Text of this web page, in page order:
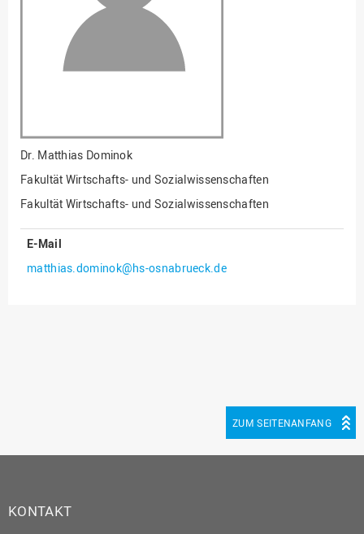
Fakultät Wirtschafts- und
Sozialwissenschaften
Finanzen
Gesellschaftliches
Hochschulplanung/-
strategie
Personalrat
Dr. Matthias Dominok
Fakultät Wirtschafts- und Sozialwissenschaften
Fakultät Wirtschafts- und Sozialwissenschaften
E-Mail
matthias.dominok@hs-osnabrueck.de
ZUM SEITENANFANG
KONTAKT